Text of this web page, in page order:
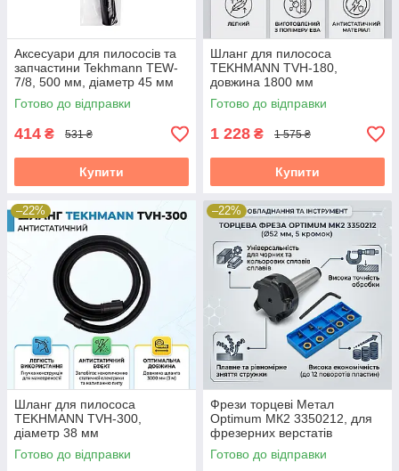
Аксесуари для пилососів та
запчастини Tekhmann TEW-
7/8, 500 мм, діаметр 45 мм
Готово до відправки
414 ₴ 531 ₴
Купити
Шланг для пилососа
TEKHMANN TVH-180,
довжина 1800 мм
Готово до відправки
1 228 ₴ 1 575 ₴
Купити
–22%
Шланг для пилососа
TEKHMANN TVH-300,
діаметр 38 мм
Готово до відправки
–22%
Фрези торцеві Метал
Optimum МК2 3350212, для
фрезерних верстатів
Готово до відправки